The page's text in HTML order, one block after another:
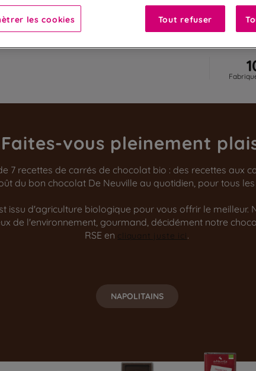
Liste des
Faites-vous pleinement
7 recettes de carrés de chocolat bio : des recettes aux
du bon chocolat De Neuville au quotidien, pour tous
issu d'agriculture biologique pour vous offrir le
de l'environnement, gourmand, décidément notre
RSE en
cliquant juste ici
NAPOLITAINS
les cookies Tout refuser